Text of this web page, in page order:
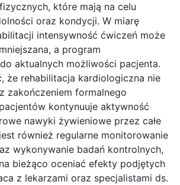
które mają na celu
oraz kondycji. W miarę
intensywność ćwiczeń może
a program
aktualnych możliwości pacjenta.
że rehabilitacja kardiologiczna nie
zakończeniem formalnego
kontynuuje aktywność
nawyki żywieniowe przez całe
również regularne monitorowanie
wykonywanie badań kontrolnych,
bieżąco oceniać efekty podjętych
z lekarzami oraz specjalistami ds.